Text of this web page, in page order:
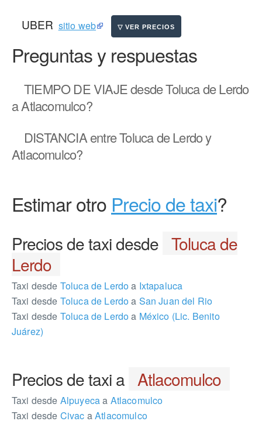
UBER sitio web
Preguntas y respuestas
TIEMPO DE VIAJEdesde Toluca de Lerdo
a Atlacomulco?
DISTANCIAentre Toluca de Lerdo y
Atlacomulco?
Estimar otro Precio de taxi?
Precios de taxi desde Toluca de
Lerdo
Taxi desde Toluca de Lerdoa Ixtapaluca
Taxi desde Toluca de Lerdoa San Juan del Rio
Taxi desde Toluca de Lerdoa México (Lic. Benito
Juárez)
Precios de taxi a Atlacomulco
Taxi desde Alpuyecaa Atlacomulco
Taxi desde Civac aAtlacomulco